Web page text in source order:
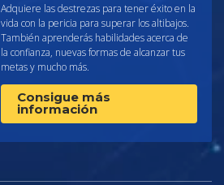
Adquiere las destrezas para tener éxito en la
vida con la pericia para superar los altibajos.
También aprenderás habilidades acerca de
la confianza, nuevas formas de alcanzar tus
metas y mucho más.
Consigue más
información